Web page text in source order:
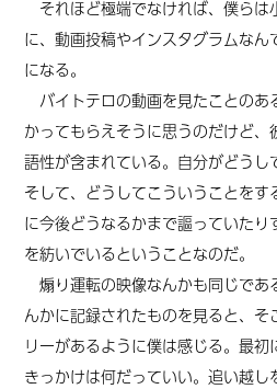
それほど極端でなければ、僕らは
に、動画投稿やインスタグラムな
になる。
バイトテロの動画を見たことのあ
かってもらえそうに思うのだけど
語性が含まれている。自分がどうし
そして、どうしてこういうことを
に今後どうなるかまで謳っていた
を紡いでいるということなのだ。
煽り運転の映像なんかも同じであ
んかに記録されたものを見ると、
リーがあるように僕は感じる。最
きっかけは何だっていい。追い越